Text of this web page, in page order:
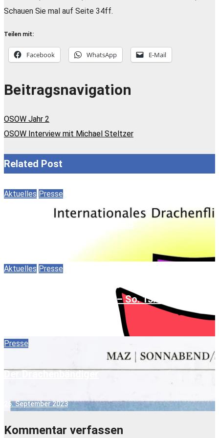
Schauen Sie mal auf Seite 34ff.
Teilen mit:
Facebook WhatsApp E-Mail
Beitragsnavigation
OSOW Jahr 2
OSOW Interview mit Michael Steltzer
Related Post
Aktuelles Presse
ONE SKY – ONE WORLD 2025
Aktuelles Presse
EIN HIMMEL – EINE ERDE – So. 13. 10. 2024
Presse
Der Drachenbändiger
26. September 2023
Kommentar verfassen